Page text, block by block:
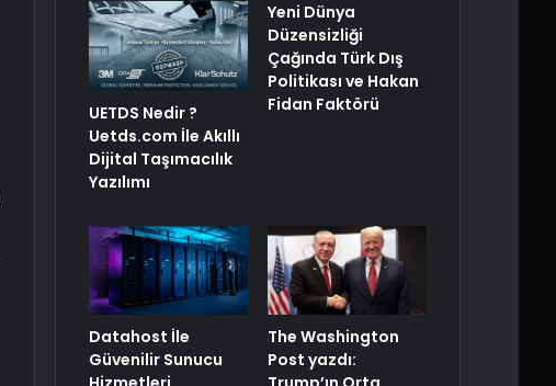
UETDS Nedir ?
Uetds.com İle Akıllı
Dijital Taşımacılık
Yazılımı
Yeni Dünya
Düzensizliği
Çağında Türk Dış
Politikası ve Hakan
Fidan Faktörü
Datahost İle
Güvenilir Sunucu
The Washington
Post yazdı: